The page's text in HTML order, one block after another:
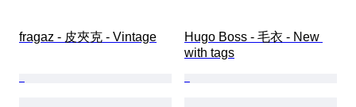
fragaz - 皮夾克 - Vintage
Hugo Boss - 毛衣 - New
with tags